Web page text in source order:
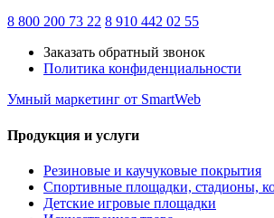
8 800 200 73 22 8 910 442 02 55
Заказать обратный звонок
Политика конфиденциальности
Умный маркетинг от SmartWeb
Продукция и услуги
Резиновые и каучуковые покрытия
Спортивные площадки, стадионы,
Детские игровые площадки